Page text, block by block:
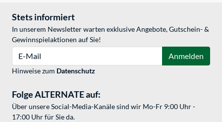
Stets informiert
In unserem Newsletter warten exklusive Angebote, Gutschein- &
Gewinnspielaktionen auf Sie!
Anmelden
Hinweise zum Datenschutz
Folge ALTERNATE auf:
Über unsere Social-Media-Kanäle sind wir Mo-Fr 9:00 Uhr -
17:00 Uhr für Sie da.